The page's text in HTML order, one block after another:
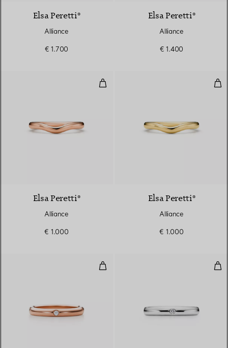
Elsa Peretti®
Alliance
€ 1.700
Elsa Peretti®
Alliance
€ 1.400
Alliance
Elsa Peretti®
Alliance
€ 1.000
Elsa Peretti®
Alliance
€ 1.000
Anneau